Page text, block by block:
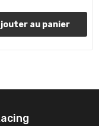
au panier